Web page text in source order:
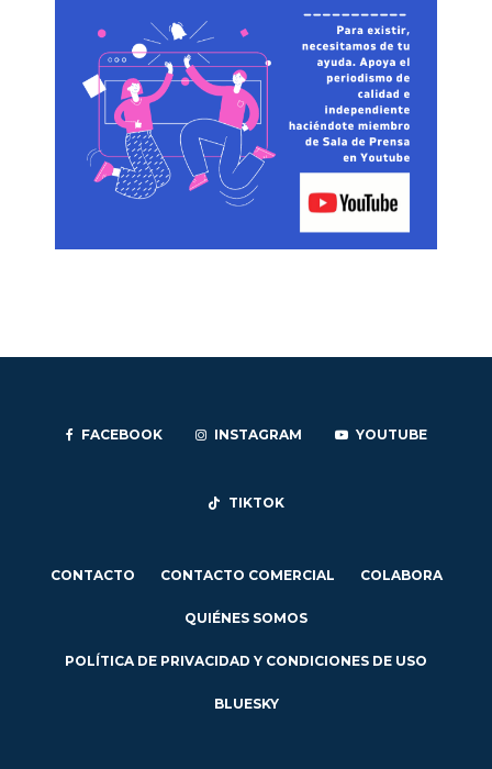
FACEBOOK INSTAGRAM YOUTUBE
TIKTOK
CONTACTO CONTACTO COMERCIAL COLABORA
QUIÉNES SOMOS
POLÍTICA DE PRIVACIDAD Y CONDICIONES DE USO
BLUESKY